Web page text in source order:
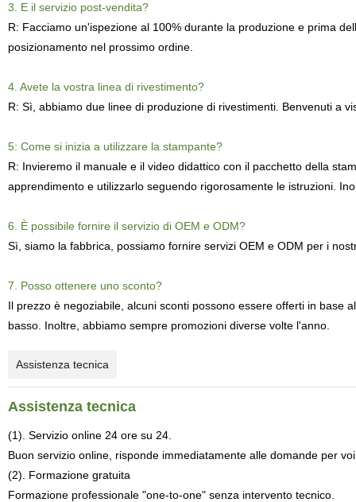
3. E il servizio post-vendita?
R: Facciamo un'ispezione al 100% durante la produzione e prima
posizionamento nel prossimo ordine.
4. Avete la vostra linea di rivestimento?
R: Sì, abbiamo due linee di produzione di rivestimenti. Benvenuti a
5: Come si inizia a utilizzare la stampante?
R: Invieremo il manuale e il video didattico con il pacchetto della
apprendimento e utilizzarlo seguendo rigorosamente le istruzioni.
6. È possibile fornire il servizio di OEM e ODM?
Sì, siamo la fabbrica, possiamo fornire servizi OEM e ODM per i
7. Posso ottenere uno sconto?
Il prezzo è negoziabile, alcuni sconti possono essere offerti in base
basso. Inoltre, abbiamo sempre promozioni diverse volte l'anno.
Assistenza tecnica
Assistenza tecnica
(1). Servizio online 24 ore su 24.
Buon servizio online, risponde immediatamente alle domande per
(2). Formazione gratuita
Formazione professionale "one-to-one" senza intervento tecnico.